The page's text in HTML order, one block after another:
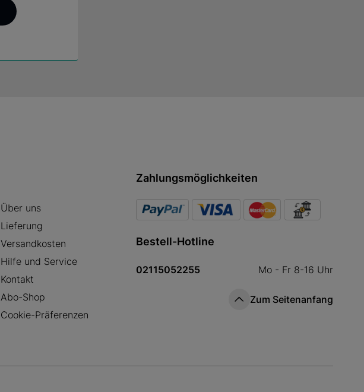
Über uns
Lieferung
Versandkosten
Hilfe und Service
Kontakt
Abo-Shop
Cookie-Präferenzen
Zahlungsmöglichkeiten
Bestell-Hotline
02115052255 Mo - Fr 8-16 Uhr
Zum Seitenanfang